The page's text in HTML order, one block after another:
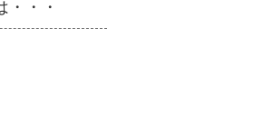
・・